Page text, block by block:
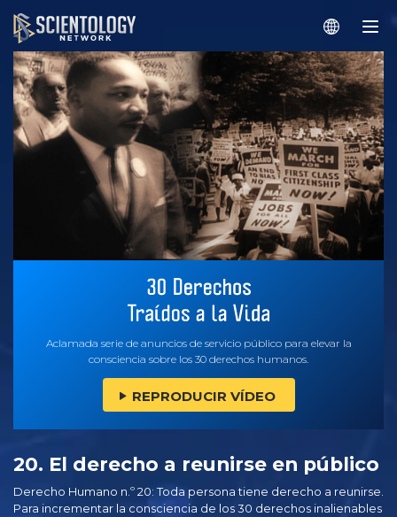
Aclamada serie de anuncios de servicio público para elevar la
consciencia sobre los 30 derechos humanos.
REPRODUCIR VÍDEO
20. El derecho a reunirse en público
Derecho Humano n.º 20: Toda persona tiene derecho a reunirse.
Para incrementar la consciencia de los 30 derechos inalienables